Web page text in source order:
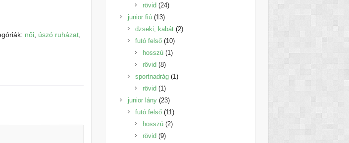
női, úszó ruházat,
rövid 2424
junior fiú 1313
termék
dzseki, kabát 22
futó felső 1010
termék
hosszú 11
rövid 88
termék
sportnadrág 11
rövid 11
termék
junior lány 2323
termék
futó felső 1111
termék
hosszú 22
rövid 99